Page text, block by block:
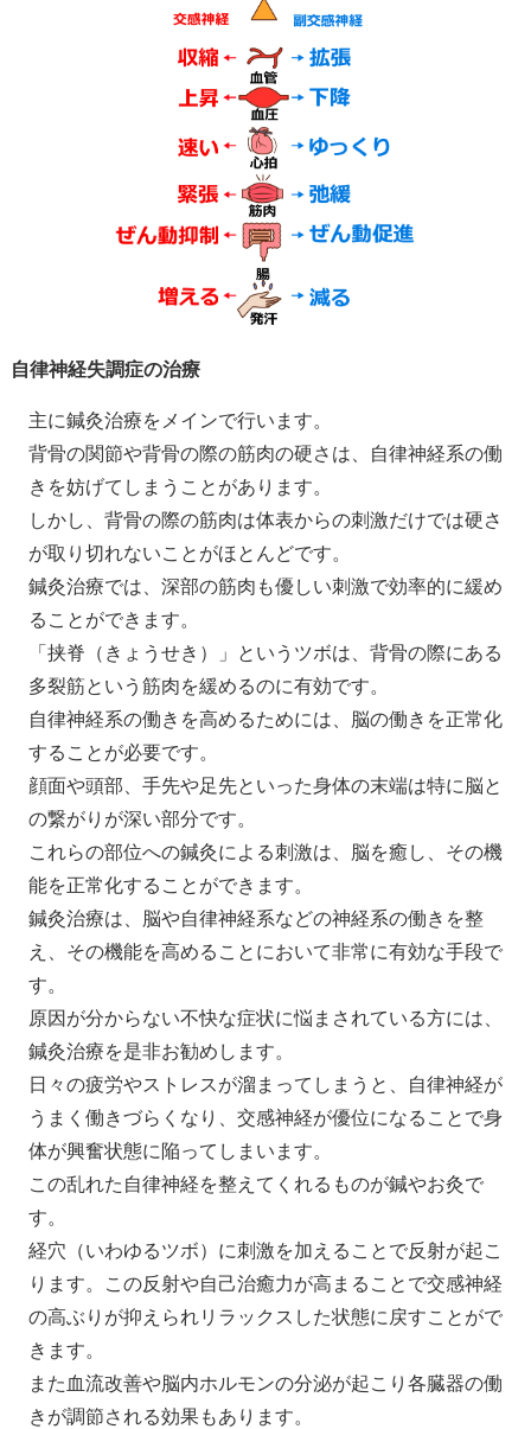
自律神経失調症の治療
主に鍼灸治療をメインで行います。
背骨の関節や背骨の際の筋肉の硬さは、自律神経系の働
きを妨げてしまうことがあります。
しかし、背骨の際の筋肉は体表からの刺激だけでは硬さ
が取り切れないことがほとんどです。
鍼灸治療では、深部の筋肉も優しい刺激で効率的に緩め
ることができます。
「挟脊（きょうせき）」というツボは、背骨の際にある
多裂筋という筋肉を緩めるのに有効です。
自律神経系の働きを高めるためには、脳の働きを正常化
することが必要です。
顔面や頭部、手先や足先といった身体の末端は特に脳と
の繋がりが深い部分です。
これらの部位への鍼灸による刺激は、脳を癒し、その機
能を正常化することができます。
鍼灸治療は、脳や自律神経系などの神経系の働きを整
え、その機能を高めることにおいて非常に有効な手段で
す。
原因が分からない不快な症状に悩まされている方には、
鍼灸治療を是非お勧めします。
日々の疲労やストレスが溜まってしまうと、自律神経が
うまく働きづらくなり、交感神経が優位になることで身
体が興奮状態に陥ってしまいます。
この乱れた自律神経を整えてくれるものが鍼やお灸で
す。
経穴（いわゆるツボ）に刺激を加えることで反射が起こ
ります。この反射や自己治癒力が高まることで交感神経
の高ぶりが抑えられリラックスした状態に戻すことがで
きます。
また血流改善や脳内ホルモンの分泌が起こり各臓器の働
きが調節される効果もあります。